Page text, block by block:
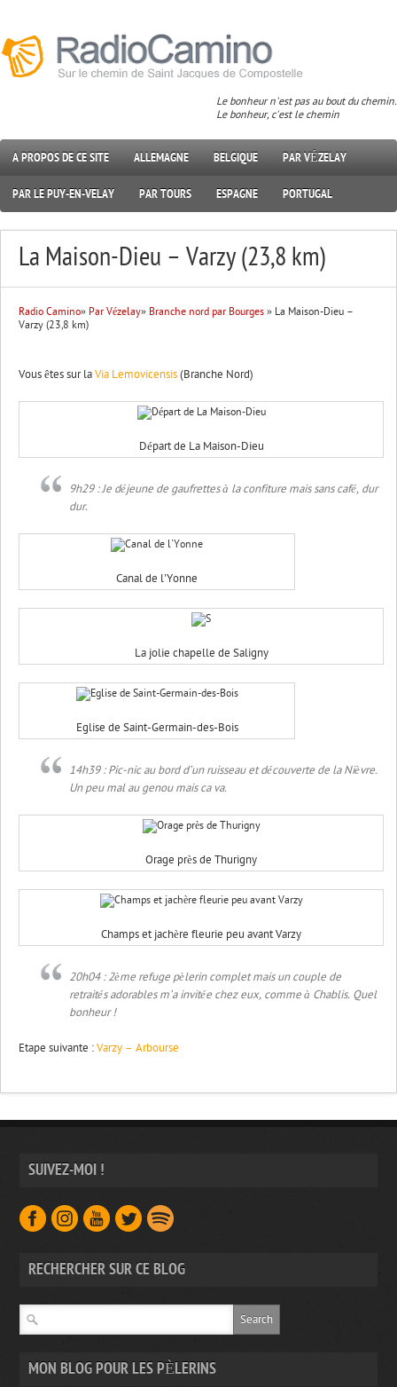
Le bonheur n'est pas au bout du chemin.
Le bonheur, c'est le chemin
A PROPOS DE CE SITE ALLEMAGNE BELGIQUE PAR VÉZELAY
PAR LE PUY-EN-VELAY PAR TOURS ESPAGNE PORTUGAL
La Maison-Dieu – Varzy (23,8 km)
Radio Camino» Par Vézelay» Branche nord par Bourges » La Maison-Dieu –
Varzy (23,8 km)
Vous êtes sur laVia Lemovicensis(Branche Nord)
Départ de La Maison-Dieu
9h29 : Je déjeune de gaufrettes à la confiture mais sans café, dur
dur.
Canal de l'Yonne
La jolie chapelle de Saligny
Eglise de Saint-Germain-des-Bois
14h39 : Pic-nic au bord d’un ruisseau et découverte de la Nièvre.
Un peu mal au genou mais ca va.
Orage près de Thurigny
Champs et jachère fleurie peu avant Varzy
20h04 : 2ème refuge pèlerin complet mais un couple de
retraités adorables m’a invitée chez eux, comme à Chablis. Quel
bonheur !
Etape suivante :Varzy – Arbourse
SUIVEZ-MOI !
RECHERCHER SUR CE BLOG
MON BLOG POUR LES PÈLERINS